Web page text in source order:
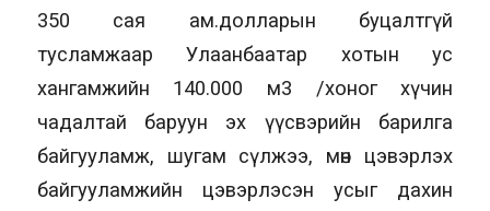
350 сая ам.долларын буцалтгүй
тусламжаар Улаанбаатар хотын ус
хангамжийн 140.000 м3 /хоног хүчин
чадалтай баруун эх үүсвэрийн барилга
байгууламж, шугам сүлжээ, мөн цэвэрлэх
байгууламжийн цэвэрлэсэн усыг дахин